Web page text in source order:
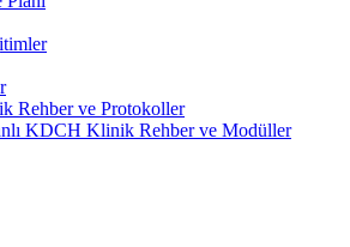
Rehber ve Protokoller
KDCH Klinik Rehber ve Modüller